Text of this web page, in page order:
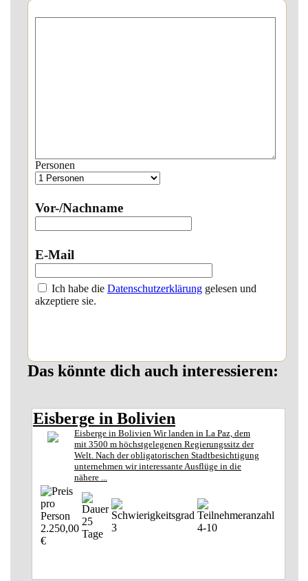
Personen
Vor-/Nachname
E-Mail
Ich habe die Datenschutzerklärunggelesen und
akzeptiere sie.
Das könnte dich auch interessieren:
Eisberge in Bolivien
Eisberge in Bolivien Wir landen in La Paz, dem
mit 3500 m höchstgelegenen Regierungssitz der
Welt. Nach der obligatorischen Stadtbesichtigung
unternehmen wir interessante Ausflüge in die
nähere ...
2.250,00
€
25
Tage
3 4-10